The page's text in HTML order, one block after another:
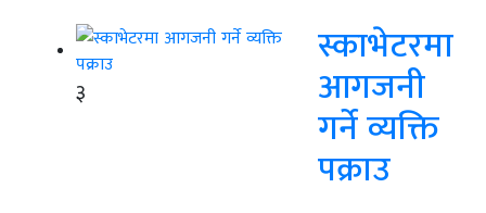
३
स्काभेटरमा
आगजनी
गर्ने व्यक्ति
पक्राउ